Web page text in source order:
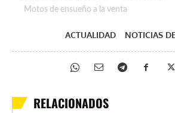
Motos de ensueño a la venta
ACTUALIDAD NOTICIAS
RELACIONADOS